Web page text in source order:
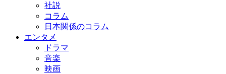
社説
コラム
日本関係のコラム
エンタメ
ドラマ
音楽
映画